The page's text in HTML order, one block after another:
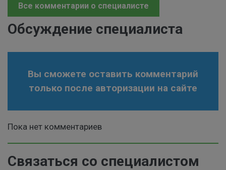
Все комментарии о специалисте
Обсуждение специалиста
Вы сможете оставить комментарий
только после авторизации на сайте
Пока нет комментариев
Связаться со специалистом